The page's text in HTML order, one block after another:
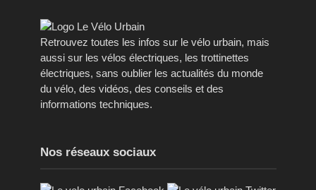
Retrouvez toutes les infos sur le vélo urbain, mais
aussi sur les vélos électriques, les trottinettes
électriques, sans oublier les actualités du monde
du vélo, des vidéos, des conseils et des
informations techniques.
Nos réseaux sociaux